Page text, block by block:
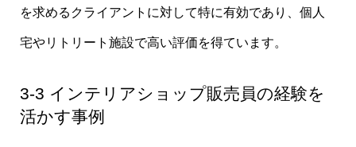
を求めるクライアントに対して特に有効であり、個人
宅やリトリート施設で高い評価を得ています。
3-3 インテリアショップ販売員の経験を
活かす事例